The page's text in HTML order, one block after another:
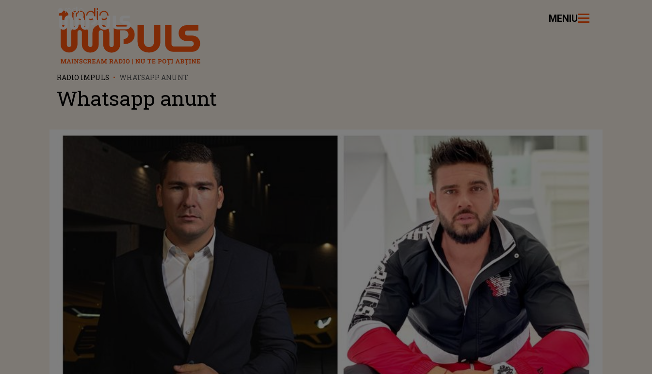
Radio Impuls MENIU
RADIO IMPULS WHATSAPP ANUNT
Whatsapp anunt